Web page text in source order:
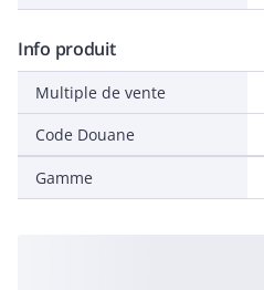
Info produit
Multiple de vente
Code Douane
Gamme